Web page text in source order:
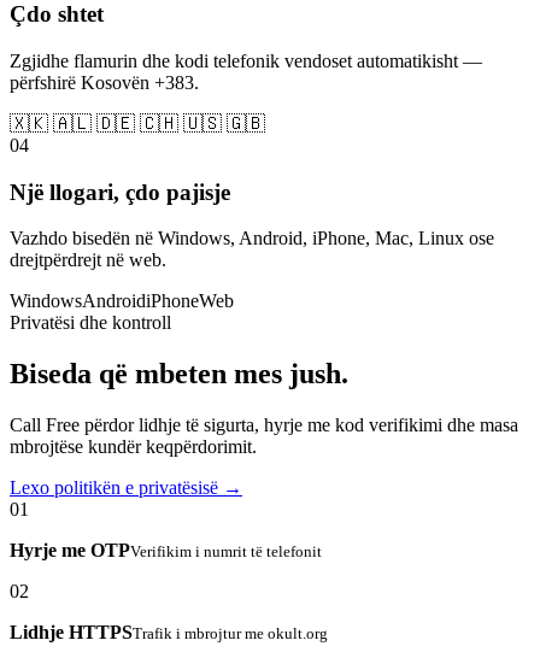
Çdo shtet
Zgjidhe flamurin dhe kodi telefonik vendoset automatikisht —
përfshirë Kosovën +383.
🇽🇰 🇦🇱 🇩🇪 🇨🇭 🇺🇸 🇬🇧
04
Një llogari, çdo pajisje
Vazhdo bisedën në Windows, Android, iPhone, Mac, Linux ose
drejtpërdrejt në web.
WindowsAndroidiPhoneWeb
Privatësi dhe kontroll
Biseda që mbeten mes jush.
Call Free përdor lidhje të sigurta, hyrje me kod verifikimi dhe masa
mbrojtëse kundër keqpërdorimit.
Lexo politikën e privatësisë →
01
Hyrje me OTPVerifikim i numrit të telefonit
02
Lidhje HTTPSTrafik i mbrojtur me okult.org